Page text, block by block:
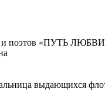
и поэтов «ПУТЬ
выдающихся